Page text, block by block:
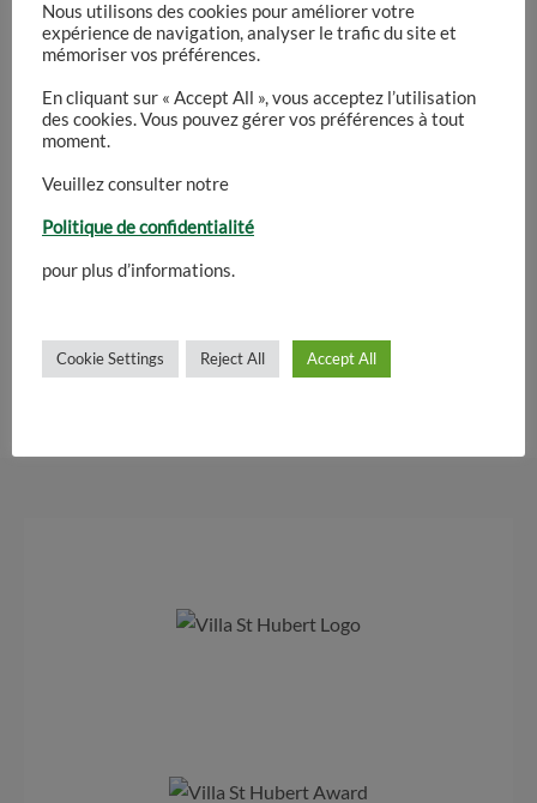
Le Mont-Dore, gelegen in het Massif Central in
Frankrijk, is…
Lees meer
Nous utilisons des cookies pour améliorer votre
expérience de navigation, analyser le trafic du site et
mémoriser vos préférences.
En cliquant sur « Accept All », vous acceptez l’utilisation
des cookies. Vous pouvez gérer vos préférences à tout
moment.
Veuillez consulter notre
Politique de confidentialité
pour plus d’informations.
Cookie Settings Reject All Accept All